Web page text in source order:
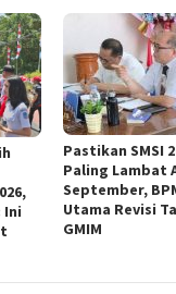
Ini
Pastikan SMSI
Paling Lambat
September,
Utama Revisi
GMIM